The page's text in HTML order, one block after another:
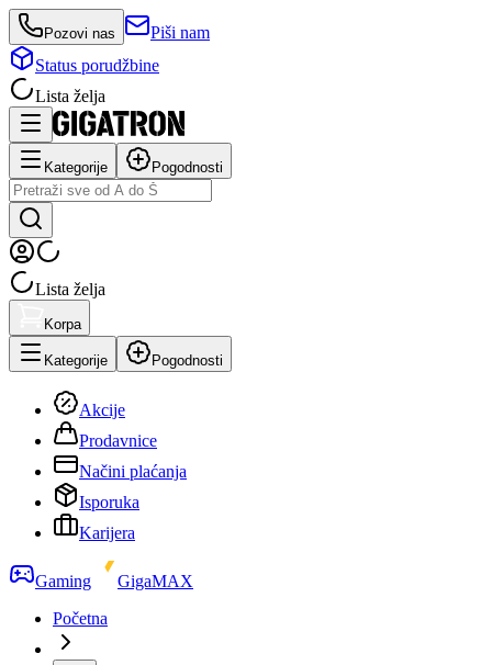
Pozovi nas
Piši nam
Status porudžbine
Lista želja
Kategorije Pogodnosti
Lista želja
Korpa
Kategorije Pogodnosti
Akcije
Prodavnice
Načini plaćanja
Isporuka
Karijera
Gaming
GigaMAX
Početna